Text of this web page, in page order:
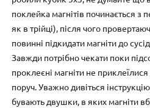
поклейка магнітів починається з
як в трійці), після чого
повинні підкидати магніти до
Завжди потрібно чекати поки
проклеєні магніти не
поруч. Уважно дивіться
бувають двушки, в яких магніти